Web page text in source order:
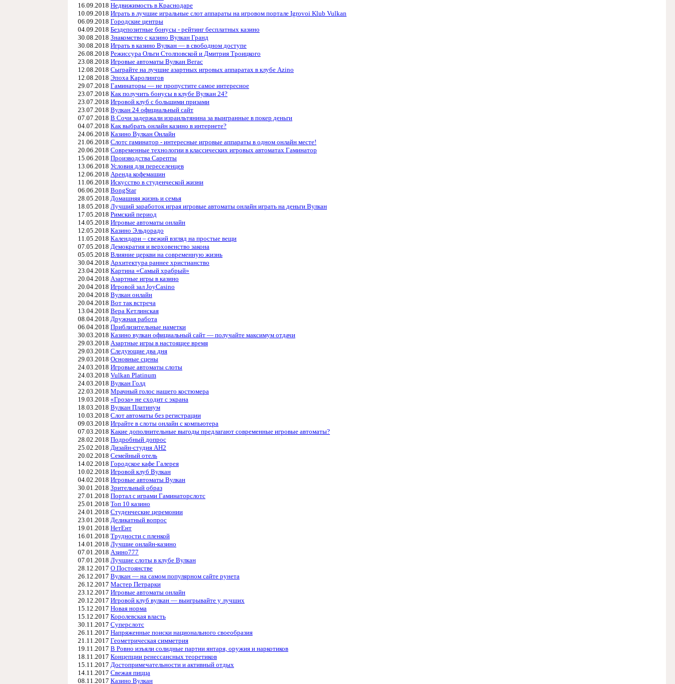
16.09.2018 Недвижимость в Краснодаре
10.09.2018 Играть в лучшие игральные слот аппараты на игровом портале Igrovoi Klub Vulkan
06.09.2018 Городские центры
04.09.2018 Бездепозитные бонусы - рейтинг бесплатных казино
30.08.2018 Знакомство с казино Вулкан Гранд
30.08.2018 Играть в казино Вулкан — в свободном доступе
26.08.2018 Режиссура Ольги Столповской и Дмитрия Троицкого
23.08.2018 Игровые автоматы Вулкан Вегас
12.08.2018 Сыграйте на лучшие азартных игровых аппаратах в клубе Azino
12.08.2018 Эпоха Каролингов
29.07.2018 Гаминаторы — не пропустите самое интересное
23.07.2018 Как получить бонусы в клубе Вулкан 24?
23.07.2018 Игровой клуб с большими призами
23.07.2018 Вулкан 24 официальный сайт
07.07.2018 В Сочи задержали израильтянина за выигранные в покер деньги
04.07.2018 Как выбрать онлайн казино в интернете?
24.06.2018 Казино Вулкан Онлайн
21.06.2018 Слотс гаминатор - интересные игровые аппараты в одном онлайн месте!
20.06.2018 Современные технологии в классических игровых автоматах Гаминатор
15.06.2018 Производства Сарепты
13.06.2018 Условия для переселенцев
12.06.2018 Аренда кофемашин
11.06.2018 Искусство в студенческой жизни
06.06.2018 BongStar
28.05.2018 Домашняя жизнь и семья
18.05.2018 Лучший заработок играя игровые автоматы онлайн играть на деньги Вулкан
17.05.2018 Римский период
14.05.2018 Игровые автоматы онлайн
12.05.2018 Казино Эльдорадо
11.05.2018 Календари – свежий взгляд на простые вещи
07.05.2018 Демократия и верховенство закона
05.05.2018 Влияние церкви на современную жизнь
30.04.2018 Архитектура раннее христианство
23.04.2018 Картина «Самый храбрый»
20.04.2018 Азартные игры в казино
20.04.2018 Игровой зал JoyCasino
20.04.2018 Вулкан онлайн
20.04.2018 Вот так встреча
13.04.2018 Вера Кетлинская
08.04.2018 Дружная работа
06.04.2018 Приблизительные наметки
30.03.2018 Казино вулкан официальный сайт — получайте максимум отдачи
29.03.2018 Азартные игры в настоящее время
29.03.2018 Следующие два дня
29.03.2018 Основные сцены
24.03.2018 Игровые автоматы слоты
24.03.2018 Vulkan Platinum
24.03.2018 Вулкан Голд
22.03.2018 Мрачный голос нашего костюмера
19.03.2018 «Гроза» не сходит с экрана
18.03.2018 Вулкан Платинум
10.03.2018 Слот автоматы без регистрации
09.03.2018 Играйте в слоты онлайн с компьютера
07.03.2018 Какие дополнительные выгоды предлагают современные игровые автоматы?
28.02.2018 Подробный допрос
25.02.2018 Дизайн-студия АН2
20.02.2018 Семейный отель
14.02.2018 Городское кафе Галерея
10.02.2018 Игровой клуб Вулкан
04.02.2018 Игровые автоматы Вулкан
30.01.2018 Зрительный образ
27.01.2018 Портал с играми Гаминаторслотс
25.01.2018 Топ 10 казино
24.01.2018 Студенческие церемонии
23.01.2018 Деликатный вопрос
19.01.2018 НетЕнт
16.01.2018 Трудности с пленкой
14.01.2018 Лучшие онлайн-казино
07.01.2018 Азино777
07.01.2018 Лучшие слоты в клубе Вулкан
28.12.2017 О Постоянстве
26.12.2017 Вулкан — на самом популярном сайте рунета
26.12.2017 Мастер Петрарки
23.12.2017 Игровые автоматы онлайн
20.12.2017 Игровой клуб вулкан — выигрывайте у лучших
15.12.2017 Новая норма
15.12.2017 Королевская власть
30.11.2017 Суперслотс
26.11.2017 Напряженные поиски национального своеобразия
21.11.2017 Геометрическая симметрия
19.11.2017 В Ровно изъяли солидные партии янтаря, оружия и наркотиков
18.11.2017 Концепции ренессансных теоретиков
15.11.2017 Достопримечательности и активный отдых
14.11.2017 Свежая пицца
08.11.2017 Казино Вулкан